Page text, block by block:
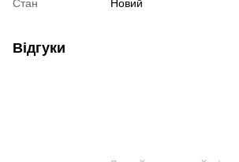
Стан Новий
Відгуки